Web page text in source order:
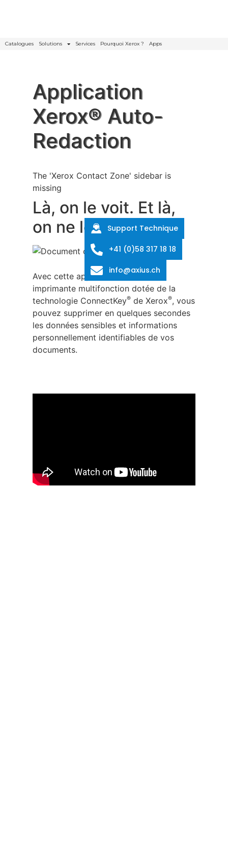
Catalogues Solutions Services Pourquoi Xerox ? Apps
Application
Xerox® Auto-
Redaction
The 'Xerox Contact Zone' sidebar is
missing
Là, on le voit. Et là,
on ne le voit plus.
Avec cette application sur votre
imprimante multifonction dotée de la
technologie ConnectKey® de Xerox®, vous
pouvez supprimer en quelques secondes
les données sensibles et informations
personnellement identifiables de vos
documents.
Support Technique
+41 (0)58 317 18 18
info@axius.ch